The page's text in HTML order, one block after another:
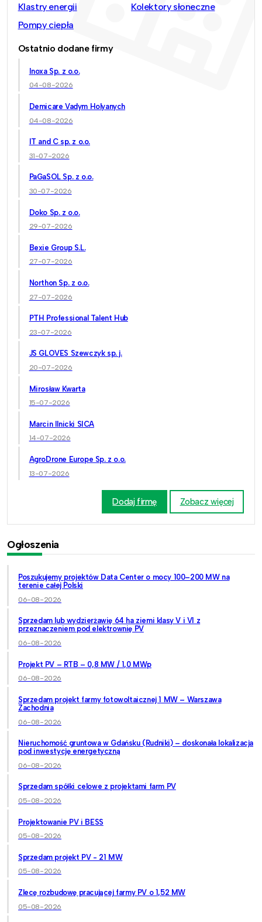
Klastry energii
Kolektory słoneczne
Pompy ciepła
Ostatnio dodane firmy
Inoxa Sp. z o.o.
04-08-2026
Demicare Vadym Holyanych
04-08-2026
IT and C sp. z o.o.
31-07-2026
PaGaSOL Sp. z o.o.
30-07-2026
Doko Sp. z o.o.
29-07-2026
Bexie Group S.L.
27-07-2026
Northon Sp. z o.o.
27-07-2026
PTH Professional Talent Hub
23-07-2026
JS GLOVES Szewczyk sp. j.
20-07-2026
Mirosław Kwarta
15-07-2026
Marcin Ilnicki SICA
14-07-2026
AgroDrone Europe Sp. z o.o.
13-07-2026
Dodaj firmę Zobacz więcej
Ogłoszenia
Poszukujemy projektów Data Center o mocy 100–200 MW na
terenie całej Polski
06-08-2026
Sprzedam lub wydzierżawię 64 ha ziemi klasy V i VI z
przeznaczeniem pod elektrownię PV
06-08-2026
Projekt PV – RTB – 0,8 MW / 1,0 MWp
06-08-2026
Sprzedam projekt farmy fotowoltaicznej 1 MW – Warszawa
Zachodnia
06-08-2026
Nieruchomość gruntowa w Gdańsku (Rudniki) – doskonała lokalizacja
pod inwestycję energetyczną
06-08-2026
Sprzedam spółki celowe z projektami farm PV
05-08-2026
Projektowanie PV i BESS
05-08-2026
Sprzedam projekt PV - 21 MW
05-08-2026
Zlecę rozbudowę pracującej farmy PV o 1,52 MW
05-08-2026